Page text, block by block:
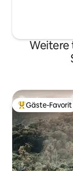
Weitere
Beliebter Gäste-
Gäste-Favorit